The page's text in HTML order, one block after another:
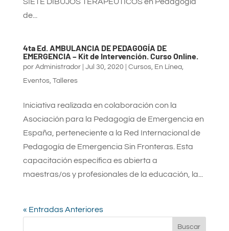
de...
4ta Ed. AMBULANCIA DE PEDAGOGÍA DE
EMERGENCIA – Kit de Intervención. Curso Online.
por Administrador| Jul 30, 2020 Cursos, En Línea,
Eventos, Talleres
Iniciativa realizada en colaboración con la
Asociación para la Pedagogía de Emergencia en
España, perteneciente a la Red Internacional de
Pedagogía de Emergencia Sin Fronteras. Esta
capacitación específica es abierta a
maestras/os y profesionales de la educación, la...
« Entradas Anteriores
Buscar